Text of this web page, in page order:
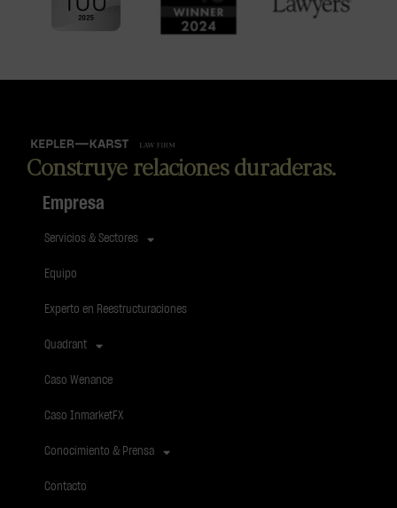
Construye relaciones duraderas.
Empresa
Servicios & Sectores
Equipo
Experto en Reestructuraciones
Quadrant
Caso Wenance
Caso InmarketFX
Conocimiento & Prensa
Contacto